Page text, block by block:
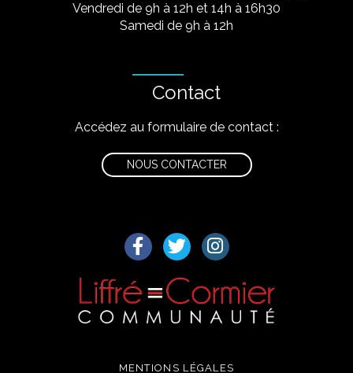
Vendredi de 9h à 12h et 14h à 16h30
Samedi de 9h à 12h
Contact
Accédez au formulaire de contact :
NOUS CONTACTER
Lien vers le compte Facebook
Lien vers le compte Twitter
Lien vers le compte
MENTIONS LÉGALES